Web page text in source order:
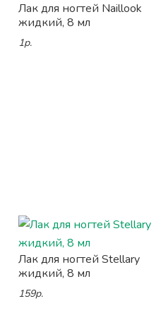
Лак для ногтей Naillook
жидкий, 8 мл
1р.
Лак для ногтей Stellary
жидкий, 8 мл
159р.